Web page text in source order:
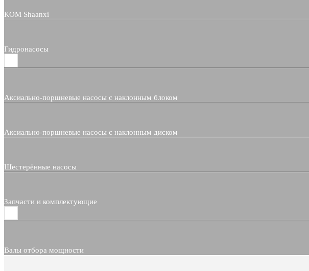
КОМ Shaanxi
Гидронасосы
Аксиально-поршневые насосы с наклонным блоком
Аксиально-поршневые насосы с наклонным диском
Шестерённые насосы
Запчасти и комплектующие
Валы отбора мощности